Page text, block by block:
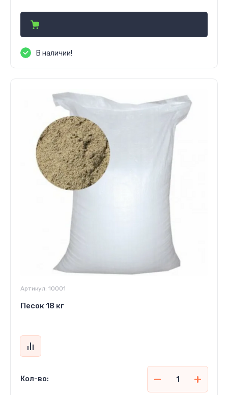
В наличии!
Артикул: 10001
Песок 18 кг
Кол-во: